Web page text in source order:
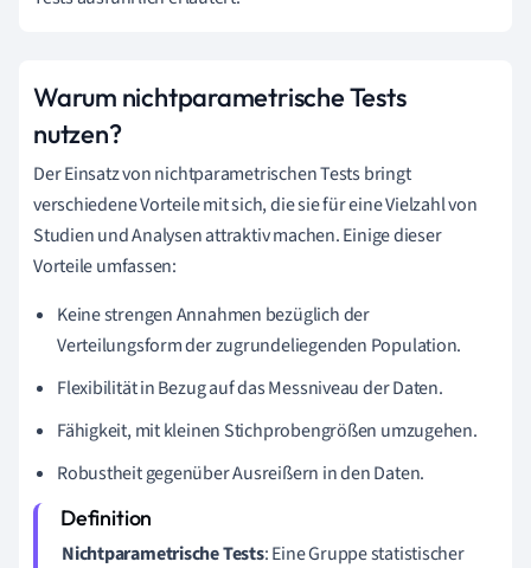
Warum nichtparametrische Tests
nutzen?
Der Einsatz von nichtparametrischen Tests bringt
verschiedene Vorteile mit sich, die sie für eine Vielzahl von
Studien und Analysen attraktiv machen. Einige dieser
Vorteile umfassen:
Keine strengen Annahmen bezüglich der
Verteilungsform der zugrundeliegenden Population.
Flexibilität in Bezug auf das Messniveau der Daten.
Fähigkeit, mit kleinen Stichprobengrößen umzugehen.
Robustheit gegenüber Ausreißern in den Daten.
Nichtparametrische Tests: Eine Gruppe statistischer